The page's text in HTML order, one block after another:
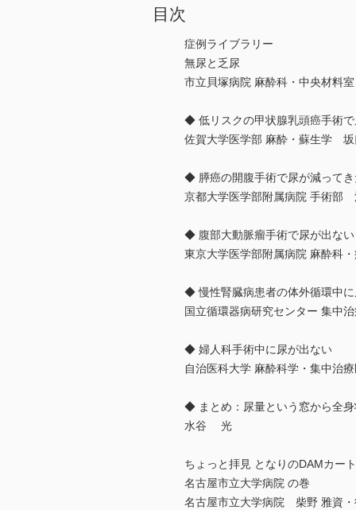
目次
症例ライブラリー
無尿と乏尿
市立貝塚病院 麻酔科・中央材
◆ 低リスクの甲状腺乳頭癌手術
佐賀大学医学部 麻酔・蘇生学 坂
◆ 膵癌の開腹手術で尿が減って
京都大学医学部附属病院 手術部
◆ 腹部大動脈瘤手術で尿が出ない
東京大学医学部附属病院 麻酔
◆ 慢性腎臓病患者の体外循環中
国立循環器病研究センター 集
◆ 婦人科手術中に尿が出ない
自治医科大学 麻酔科学・集中治
◆ まとめ：尿量という窓から全
水谷 光
ちょっと拝見 となりのDAMカート
名古屋市立大学病院 の巻
名古屋市立大学病院 柴野 雅資